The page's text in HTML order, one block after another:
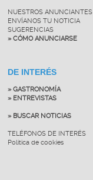
NUESTROS ANUNCIANTES
ENVÍANOS TU NOTICIA
SUGERENCIAS
» CÓMO ANUNCIARSE
DE INTERÉS
» GASTRONOMÍA
» ENTREVISTAS
» BUSCAR NOTICIAS
TELÉFONOS DE INTERÉS
Política de cookies